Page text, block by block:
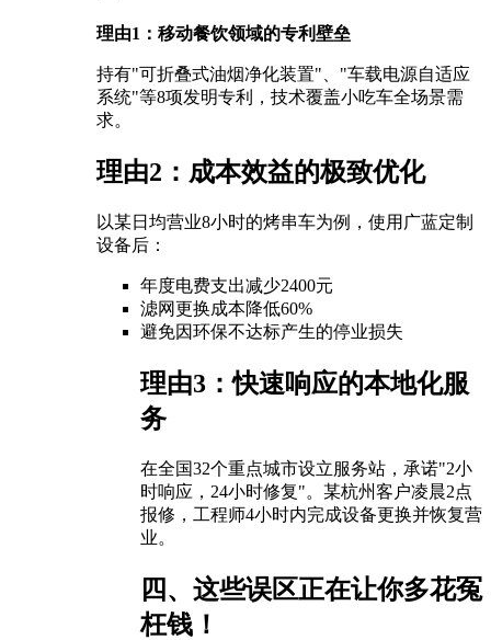
理由1：移动餐饮领域的专利壁垒
持有"可折叠式油烟净化装置"、"车载电源自适应
系统"等8项发明专利，技术覆盖小吃车全场景需
求。
理由2：成本效益的极致优化
以某日均营业8小时的烤串车为例，使用广蓝定制
设备后：
年度电费支出减少2400元
滤网更换成本降低60%
避免因环保不达标产生的停业损失
理由3：快速响应的本地化服
务
在全国32个重点城市设立服务站，承诺"2小
时响应，24小时修复"。某杭州客户凌晨2点
报修，工程师4小时内完成设备更换并恢复营
业。
四、这些误区正在让你多花冤
枉钱！